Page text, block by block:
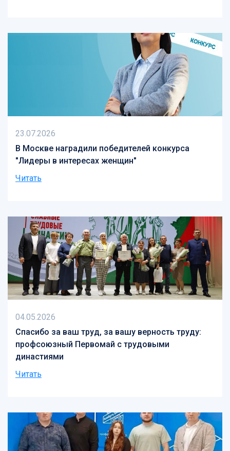
23.07.2026
В Москве наградили победителей конкурса
"Лидеры в интересах женщин"
Читать
04.05.2026
Спасибо за ваш труд, за вашу верность труду:
профсоюзный Первомай с трудовыми
династиями
Читать